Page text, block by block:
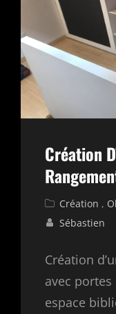
Création
Cat
Links
Création ,
Sébastien
Création
avec
espace